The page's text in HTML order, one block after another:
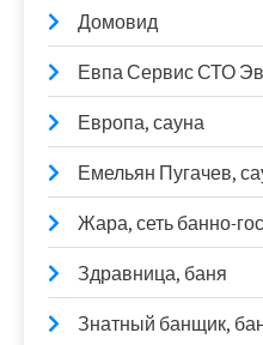
Домовид
Евпа Сервис СТО
Европа, сауна
Емельян Пугачев,
Жара, сеть банно-
Здравница, баня
Знатный банщик,